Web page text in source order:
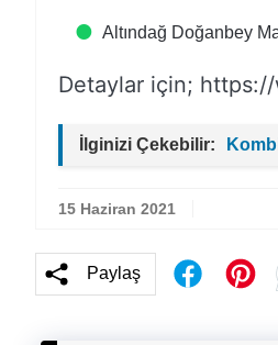
Altındağ Doğanbey
Detaylar için;
İlginizi Çekebilir:
15 Haziran 2021
Paylaş